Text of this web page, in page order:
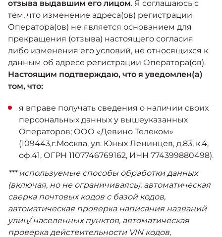
отзыва выдавшим его лицом. Я соглашаюсь с
тем, что изменение адреса(ов) регистрации
Оператора(ов) не является основанием для
прекращения (отзыва) настоящего согласия
либо изменения его условий, не относящихся к
данным об адресе регистрации Оператора(ов).
Настоящим подтверждаю, что я уведомлен(а)
том, что:
я вправе получать сведения о наличии своих
персональных данных у вышеуказанных
Операторов; ООО «Девино Телеком»
(109443,г.Москва, ул. Юных Ленинцев, д.83, к.4,
оф.41, ОГРН 1107746769162, ИНН 774399880498).
*** используемые способы обработки данных
(включая, но не ограничиваясь): автоматическая
сверка почтовых кодов с базой кодов,
автоматическая проверка написания названий
улиц/ населенных пунктов, автоматическая
проверка действительности VIN кодов,